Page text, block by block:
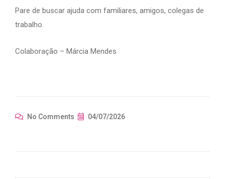
Pare de buscar ajuda com familiares, amigos, colegas de
trabalho.
Colaboração – Márcia Mendes
No Comments 04/07/2026